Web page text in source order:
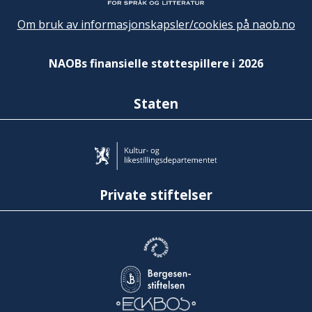
Om bruk av informasjonskapsler/cookies på naob.no
NAOBs finansielle støttespillere i 2026
Staten
Private stiftelser